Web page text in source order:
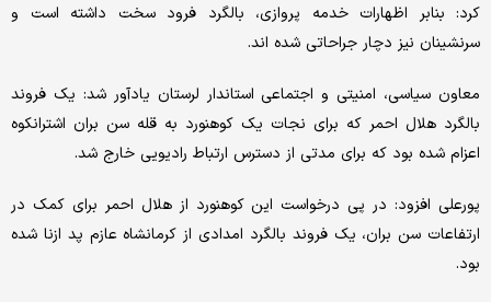
کرد: بنابر اظهارات خدمه پروازی، بالگرد فرود سخت داشته است و
سرنشینان نیز دچار جراحاتی شده اند.
معاون سیاسی، امنیتی و اجتماعی استاندار لرستان یادآور شد: یک فروند
بالگرد هلال احمر که برای نجات یک کوهنورد به قله سن بران اشترانکوه
اعزام شده بود که برای مدتی از دسترس ارتباط رادیویی خارج شد.
پورعلی افزود: در پی درخواست این کوهنورد از هلال احمر برای کمک در
ارتفاعات سن بران، یک فروند بالگرد امدادی از کرمانشاه عازم پد ازنا شده
بود.